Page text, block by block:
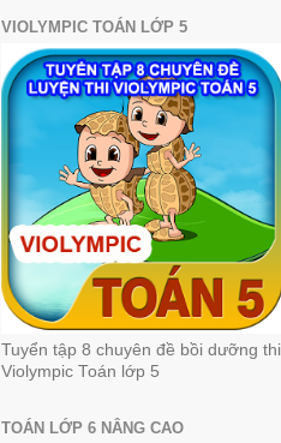
VIOLYMPIC TOÁN LỚP 5
Tuyển tập 8 chuyên đề bồi dưỡng thi
Violympic Toán lớp 5
TOÁN LỚP 6 NÂNG CAO